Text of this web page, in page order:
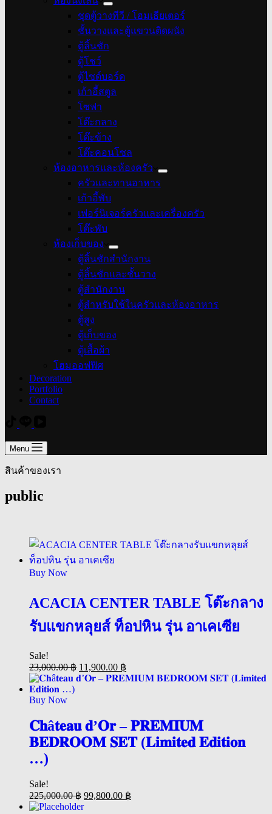
ชุดตู้วางทีวี / โฮมเธียเตอร์
ชั้นวางและตู้แขวนติดผนัง
ตู้ลิ้นชัก
ตู้โชว์
ตู้ไซด์บอร์ด
เก้าอี้สตูล
โซฟา
โต๊ะกลาง
โต๊ะข้าง
โต๊ะคอนโซล
ห้องอาหารและห้องครัว
ครัวและทานอาหาร
เก้าอี้พับ
เฟอร์นิเจอร์ครัวและเครื่องครัว
โต๊ะพับ
ห้องเก็บของ
ตู้ลิ้นชักสำนักงาน
ตู้ลิ้นชักและชั้นวาง
ตู้สำนักงาน
ตู้สำหรับใช้ในครัวและห้องอาหาร
ตู้สูง
ตู้เก็บของ
ตู้เสื้อผ้า
โฮมออฟฟิศ
Decoration
Portfolio
Contact
Menu
สินค้าของเรา
public
Buy Now
ACACIA CENTER TABLE โต๊ะกลาง
รับแขกหลุยส์ ท็อปหิน รุ่น อาเคเซีย
Sale!
23,000.00฿ 11,900.00 ฿
Buy Now
𝐂𝐡â𝐭𝐞𝐚𝐮 𝐝’𝐎𝐫 – 𝐏𝐑𝐄𝐌𝐈𝐔𝐌
𝐁𝐄𝐃𝐑𝐎𝐎𝐌 𝐒𝐄𝐓 (𝐋𝐢𝐦𝐢𝐭𝐞𝐝 𝐄𝐝𝐢𝐭𝐢𝐨𝐧
…)
Sale!
225,000.00฿ 99,800.00 ฿